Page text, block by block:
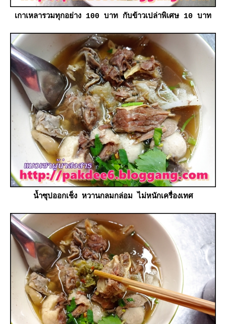
เกาเหลารวมทุกอย่าง 100 บาท กับข้าวเปล่าพิเศษ 10 บาท
น้ำซุปออกเช็ง หวานกลมกล่อม ไม่หนักเครื่องเทศ